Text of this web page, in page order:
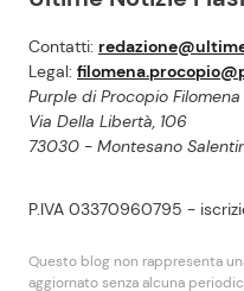
Contatti:
Legal:
Purple di Procopio Filomena
Via Della Libertà, 106
73030 - Montesano
P.IVA 03370960795 -
Questo blog non rappresenta
aggiornato senza alcuna